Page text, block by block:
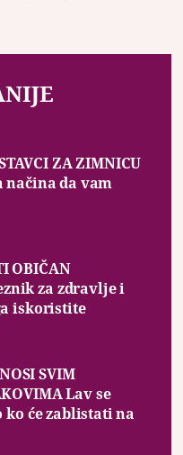
ZA ZIMNICU
načina da vam
OBIČAN
za zdravlje i
iskoristite
SVIM
Lav se
će zablistati na